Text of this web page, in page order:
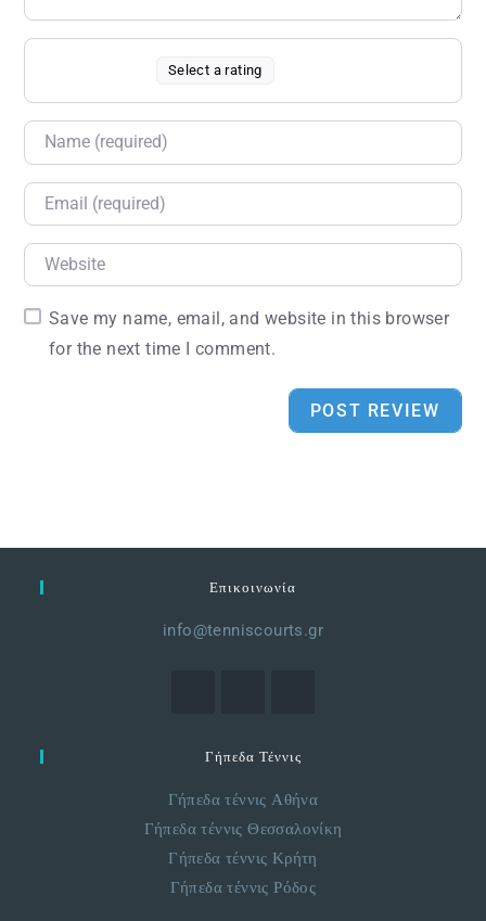
Select a rating
Name
Email
Website
Save my name, email, and website in this browser
for the next time I comment.
Επικοινωνία
info@tenniscourts.gr
Γήπεδα Τέννις
Γήπεδα τέννις Αθήνα
Γήπεδα τέννις Θεσσαλονίκη
Γήπεδα τέννις Κρήτη
Γήπεδα τέννις Ρόδος